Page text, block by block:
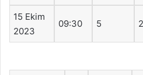
15 Ekim
2023
09:30 5 2